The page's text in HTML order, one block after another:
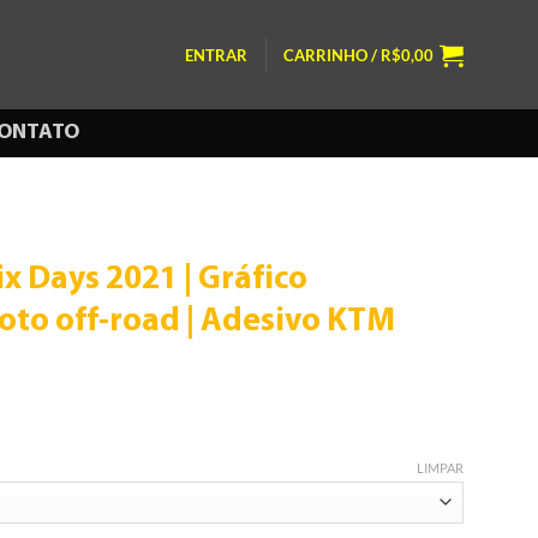
ENTRAR CARRINHO / R$0,00
Days 2021 | Gráfico
off-road | Adesivo KTM
LIMPAR